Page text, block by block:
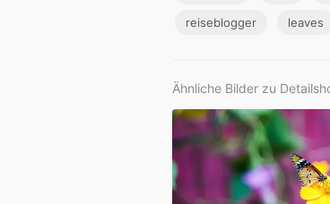
reiseblogger leaves
Ähnliche Bilder zu